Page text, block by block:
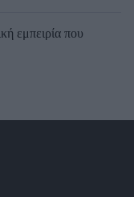
εμπειρία που